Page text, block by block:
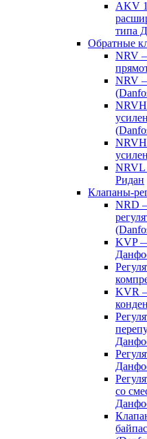
AKV
типа
Обратные
NRV
NRV
NRVL
Ридан
Клапаны-
NRD
KVP
KVR
со